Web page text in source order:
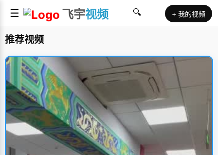
☰ 飞宇视频 🔍 + 我的视频
推荐视频